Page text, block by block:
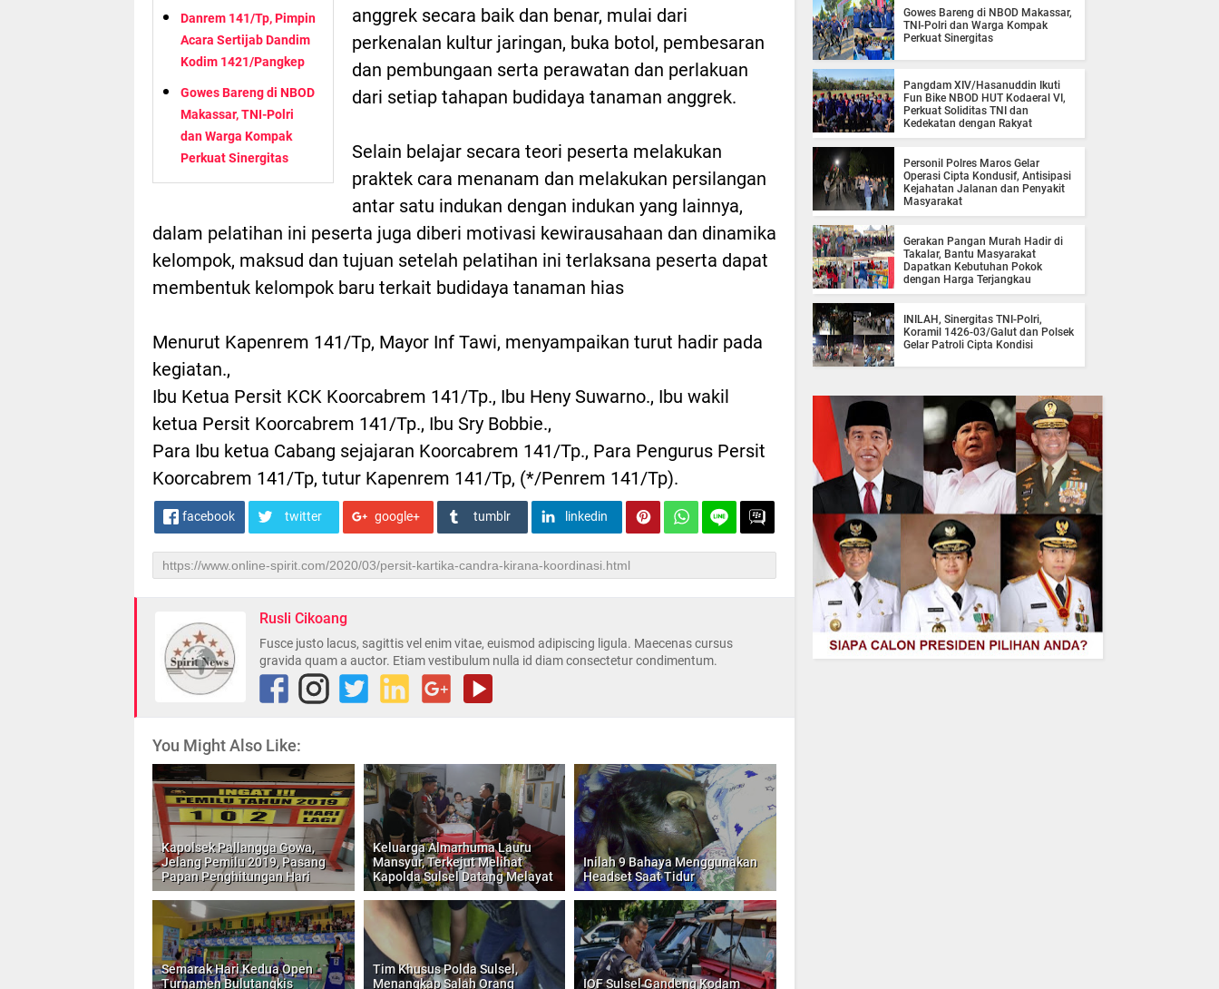
Danrem 141/Tp, Pimpin
Acara Sertijab Dandim
Kodim 1421/Pangkep
Gowes Bareng di NBOD
Makassar, TNI-Polri
dan Warga Kompak
Perkuat Sinergitas
anggrek secara baik dan benar, mulai dari
perkenalan kultur jaringan, buka botol, pembesaran
dan pembungaan serta perawatan dan perlakuan
dari setiap tahapan budidaya tanaman anggrek.
Selain belajar secara teori peserta melakukan
praktek cara menanam dan melakukan persilangan
antar satu indukan dengan indukan yang lainnya,
dalam pelatihan ini peserta juga diberi motivasi kewirausahaan dan dinamika
kelompok, maksud dan tujuan setelah pelatihan ini terlaksana peserta dapat
membentuk kelompok baru terkait budidaya tanaman hias
Menurut Kapenrem 141/Tp, Mayor Inf Tawi, menyampaikan turut hadir pada
kegiatan.,
Ibu Ketua Persit KCK Koorcabrem 141/Tp., Ibu Heny Suwarno., Ibu wakil
ketua Persit Koorcabrem 141/Tp., Ibu Sry Bobbie.,
Para Ibu ketua Cabang sejajaran Koorcabrem 141/Tp., Para Pengurus Persit
Koorcabrem 141/Tp, tutur Kapenrem 141/Tp, (*/Penrem 141/Tp).
facebook twitter google+ tumblr linkedin
Rusli Cikoang
Fusce justo lacus, sagittis vel enim vitae, euismod adipiscing ligula. Maecenas cursus
gravida quam a auctor. Etiam vestibulum nulla id diam consectetur condimentum.
You Might Also Like:
Kapolsek Pallangga Gowa,
Jelang Pemilu 2019, Pasang
Papan Penghitungan Hari
Keluarga Almarhuma Lauru
Mansyur, Terkejut Melihat
Kapolda Sulsel Datang Melayat
Inilah 9 Bahaya Menggunakan
Headset Saat Tidur
Semarak Hari Kedua Open
Turnamen Bulutangkis
Tim Khusus Polda Sulsel,
Menangkap Salah Orang
IOF Sulsel Gandeng Kodam
Gowes Bareng di NBOD Makassar,
TNI-Polri dan Warga Kompak
Perkuat Sinergitas
Pangdam XIV/Hasanuddin Ikuti
Fun Bike NBOD HUT Kodaeral VI,
Perkuat Soliditas TNI dan
Kedekatan dengan Rakyat
Personil Polres Maros Gelar
Operasi Cipta Kondusif, Antisipasi
Kejahatan Jalanan dan Penyakit
Masyarakat
Gerakan Pangan Murah Hadir di
Takalar, Bantu Masyarakat
Dapatkan Kebutuhan Pokok
dengan Harga Terjangkau
INILAH, Sinergitas TNI-Polri,
Koramil 1426-03/Galut dan Polsek
Gelar Patroli Cipta Kondisi